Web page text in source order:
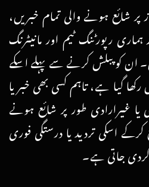
شائع ہونے والی تمام خبریں،
رپورٹنگ ٹیم اور مانیٹرنگ
ان کو پبلش کرنے سے پہلے اسکے
گیا ہے، تاہم کسی بھی خبر یا
یا غیرارادی طور پر شائع ہونے
اسکی تردید یا درستگی فوری
جاتی ہے۔